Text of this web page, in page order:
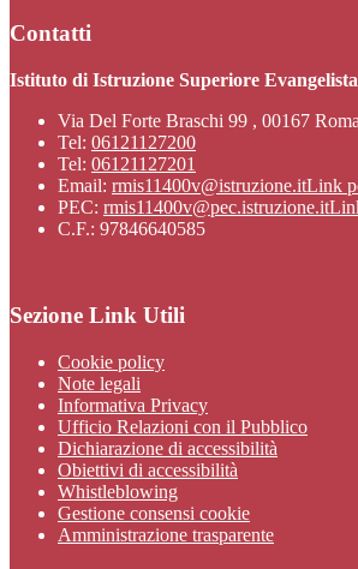
Contatti
Istituto di Istruzione Superiore
Via Del Forte Braschi 99 , 00167
Tel: 06121127200
Tel: 06121127201
Email: rmis11400v@istruzione.itLink
PEC: rmis11400v@pec.istruzione.it
C.F.: 97846640585
Sezione Link Utili
Cookie policy
Note legali
Informativa Privacy
Ufficio Relazioni con il Pubblico
Dichiarazione di accessibilità
Obiettivi di accessibilità
Whistleblowing
Gestione consensi cookie
Amministrazione trasparente